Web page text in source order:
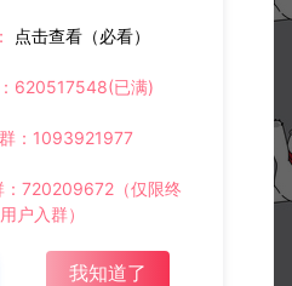
源，请在网站右边客服联系我们。
习使用，不存在任何商业目的与商
Q传+侠客游-通用CDK角色授权后台
21875/dzht/
点击查看（必看）
620517548(已满)
：1093921977
：720209672（仅限终
户入群）
我知道了